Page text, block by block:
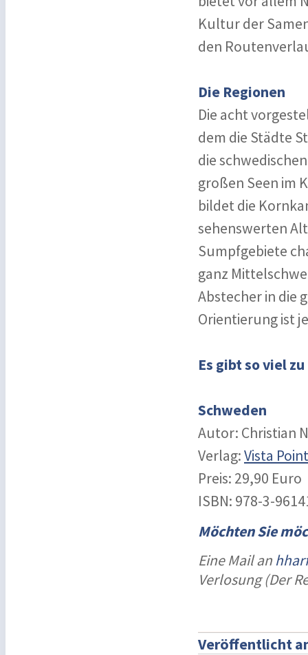
Kultur der
den
Die Regionen
Die acht
dem die Städte
die
großen Seen im
bildet die
sehenswerten
Sumpfgebiete
ganz
Abstecher in die
Orientierung ist
Es gibt so viel
Schweden
Autor: Christian
Verlag:Vista Point
Preis: 29,90 Euro
ISBN: 978-3-
Möchten Sie
Eine Mail an
Verlosung (Der
Veröffentlicht